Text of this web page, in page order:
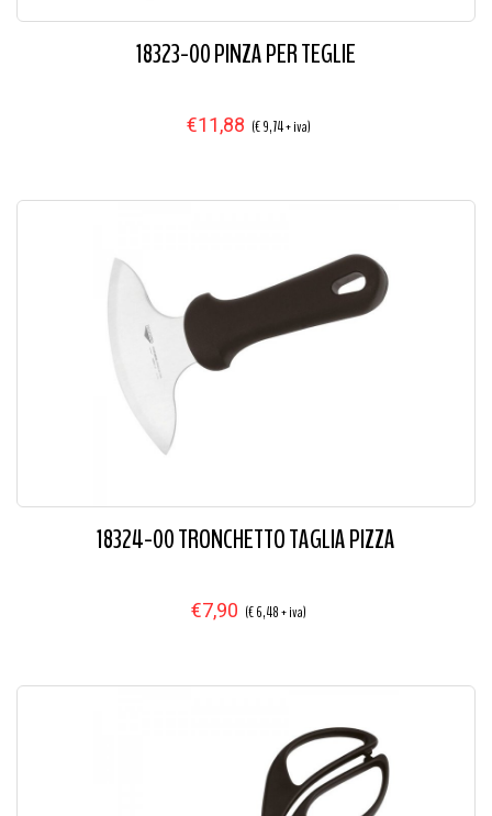
18323-00 PINZA PER TEGLIE
€11,88 (€ 9,74 + iva)
18324-00 TRONCHETTO TAGLIA PIZZA
€7,90 (€ 6,48 + iva)